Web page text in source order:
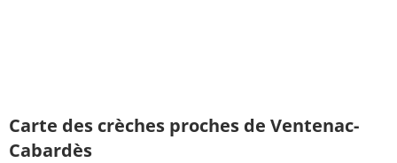
Carte des crèches proches de Ventenac-
Cabardès